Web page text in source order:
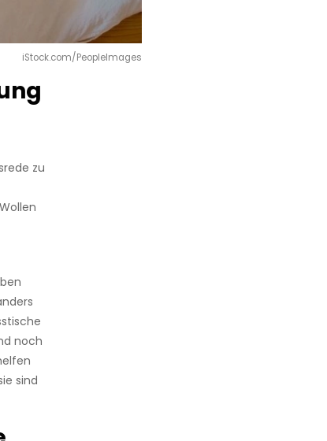
iStock.com/PeopleImages
zu
noch
sind